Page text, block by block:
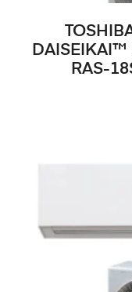
DAISEIKAI™
RAS-